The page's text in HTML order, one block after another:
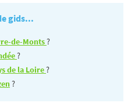
gids...
de-Monts?
?
de la Loire?
?